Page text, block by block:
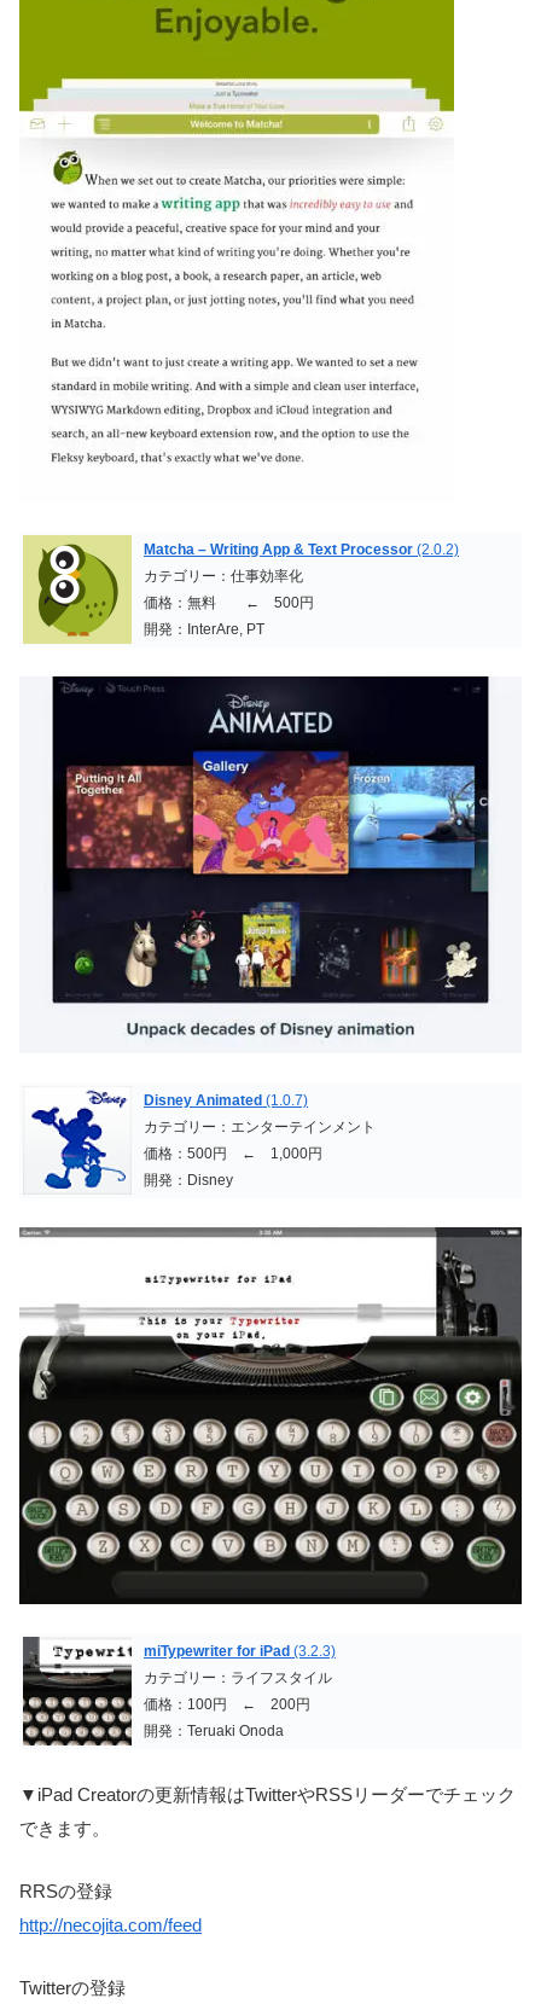
Matcha – Writing App & Text Processor (2.0.2)
カテゴリー：仕事効率化
価格：無料 ← 500円
開発：InterAre, PT
Disney Animated (1.0.7)
カテゴリー：エンターテインメント
価格：500円 ← 1,000円
開発：Disney
miTypewriter for iPad (3.2.3)
カテゴリー：ライフスタイル
価格：100円 ← 200円
開発：Teruaki Onoda
▼iPad Creatorの更新情報はTwitterやRSSリーダーでチェック
できます。
RRSの登録
http://necojita.com/feed
Twitterの登録